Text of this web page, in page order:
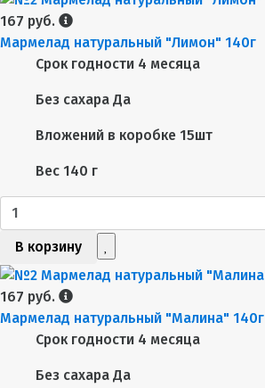
167 руб.
Мармелад натуральный "Лимон" 140г
Срок годности 4 месяца
Без сахара Да
Вложений в коробке 15шт
Вес 140 г
В корзину
167 руб.
Мармелад натуральный "Малина" 140г
Срок годности 4 месяца
Без сахара Да